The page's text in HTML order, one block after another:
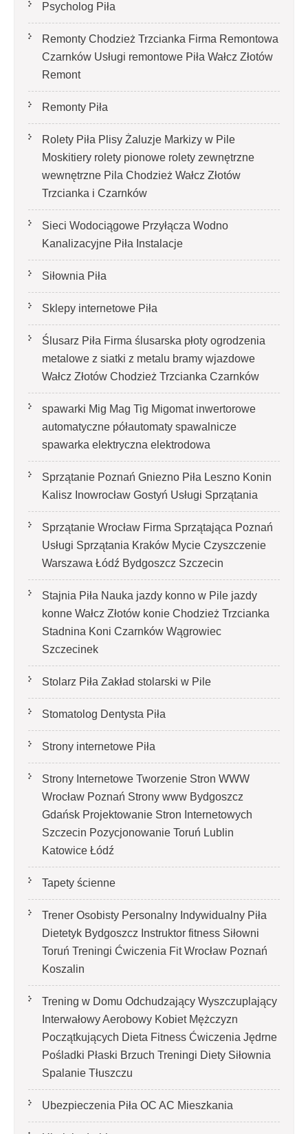
Psycholog Piła
Remonty Chodzież Trzcianka Firma Remontowa
Czarnków Usługi remontowe Piła Wałcz Złotów
Remont
Remonty Piła
Rolety Piła Plisy Żaluzje Markizy w Pile
Moskitiery rolety pionowe rolety zewnętrzne
wewnętrzne Pila Chodzież Wałcz Złotów
Trzcianka i Czarnków
Sieci Wodociągowe Przyłącza Wodno
Kanalizacyjne Piła Instalacje
Siłownia Piła
Sklepy internetowe Piła
Ślusarz Piła Firma ślusarska płoty ogrodzenia
metalowe z siatki z metalu bramy wjazdowe
Wałcz Złotów Chodzież Trzcianka Czarnków
spawarki Mig Mag Tig Migomat inwertorowe
automatyczne półautomaty spawalnicze
spawarka elektryczna elektrodowa
Sprzątanie Poznań Gniezno Piła Leszno Konin
Kalisz Inowrocław Gostyń Usługi Sprzątania
Sprzątanie Wrocław Firma Sprzątająca Poznań
Usługi Sprzątania Kraków Mycie Czyszczenie
Warszawa Łódź Bydgoszcz Szczecin
Stajnia Piła Nauka jazdy konno w Pile jazdy
konne Wałcz Złotów konie Chodzież Trzcianka
Stadnina Koni Czarnków Wągrowiec
Szczecinek
Stolarz Piła Zakład stolarski w Pile
Stomatolog Dentysta Piła
Strony internetowe Piła
Strony Internetowe Tworzenie Stron WWW
Wrocław Poznań Strony www Bydgoszcz
Gdańsk Projektowanie Stron Internetowych
Szczecin Pozycjonowanie Toruń Lublin
Katowice Łódź
Tapety ścienne
Trener Osobisty Personalny Indywidualny Piła
Dietetyk Bydgoszcz Instruktor fitness Siłowni
Toruń Treningi Ćwiczenia Fit Wrocław Poznań
Koszalin
Trening w Domu Odchudzający Wyszczuplający
Interwałowy Aerobowy Kobiet Mężczyzn
Początkujących Dieta Fitness Ćwiczenia Jędrne
Pośladki Płaski Brzuch Treningi Diety Siłownia
Spalanie Tłuszczu
Ubezpieczenia Piła OC AC Mieszkania